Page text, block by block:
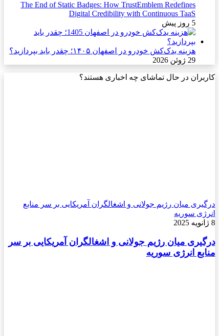
The End of Static Badges: How TrustEmblem Redefines
Digital Credibility with Continuous TaaS
5 روز پیش
هزینه یدک‌کش خودرو در اصفهان ۱۴۰۵؛ چقدر باید بپردازید؟
29 ژوئن 2026
کاربران در حال تماشای چه اخباری هستند؟
درگیری میان رژیم جولانی و اشغالگران آمریکایی بر سر منابع
انرژی سوریه
8 ژانویه 2025
درگیری میان رژیم جولانی و اشغالگران آمریکایی بر سر
منابع انرژی سوریه